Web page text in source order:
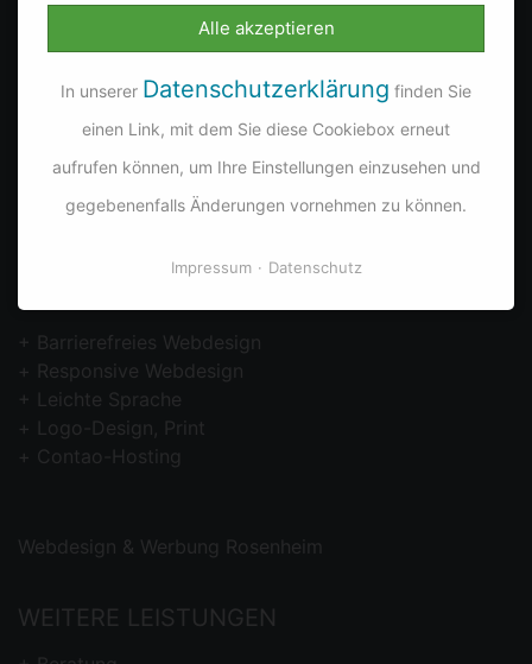
83101 Rohrdorf (b. Rosenheim)
Fon: +49 (0)8031 469 81 09
Fon: +49 (0)8031 469 84 34
Fax: +49 (0)8031 287 81 02
info@dyco.de
Barrierefreies Webdesign
Responsive Webdesign
Leichte Sprache
Logo-Design, Print
Contao-Hosting
Webdesign & Werbung Rosenheim
WEITERE LEISTUNGEN
Alle akzeptieren
In unserer Datenschutzerklärung finden Sie
einen Link, mit dem Sie diese Cookiebox erneut
aufrufen können, um Ihre Einstellungen einzusehen und
gegebenenfalls Änderungen vornehmen zu können.
Impressum Datenschutz